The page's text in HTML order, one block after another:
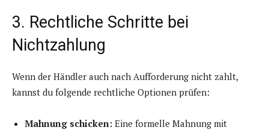
3. Rechtliche Schritte bei
Nichtzahlung
Wenn der Händler auch nach Aufforderung nicht zahlt,
kannst du folgende rechtliche Optionen prüfen:
Mahnung schicken: Eine formelle Mahnung mit